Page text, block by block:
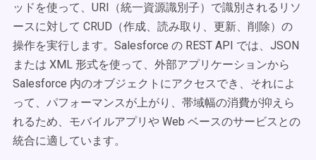
ッドを使って、URI（統一資源識別子）で識別されるリソ
ースに対して CRUD（作成、読み取り、更新、削除）の
操作を実行します。Salesforce の REST API では、JSON
または XML 形式を使って、外部アプリケーションから
Salesforce 内のオブジェクトにアクセスでき、それによ
って、パフォーマンスが上がり、帯域幅の消費が抑えら
れるため、モバイルアプリや Web ベースのサービスとの
統合に適しています。